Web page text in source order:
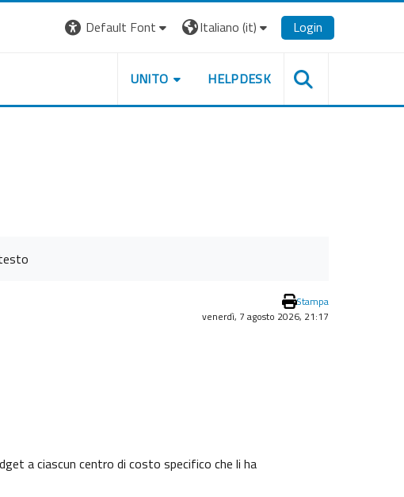
Default Font
Italiano ‎(it)‎ Login
UNITO HELPDESK
Stampa
venerdì, 7 agosto 2026, 21:17
a ciascun centro di costo specifico che li ha